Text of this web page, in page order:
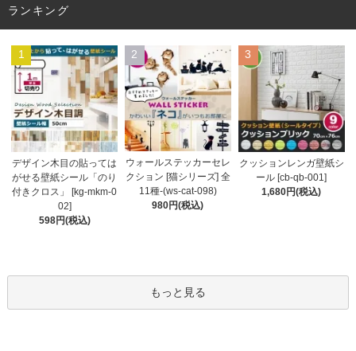
ランキング
1
デザイン木目の貼っては
がせる壁紙シール「のり
付きクロス」 [kg-mkm-0
02]
598円(税込)
2
ウォールステッカーセレ
クション [猫シリーズ] 全
11種-(ws-cat-098)
980円(税込)
3
クッションレンガ壁紙シ
ール [cb-qb-001]
1,680円(税込)
もっと見る